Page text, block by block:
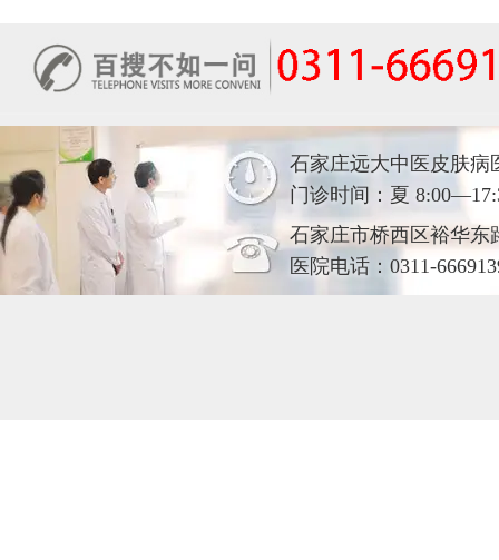
石家庄远大中医皮肤病
门诊时间：夏
石家庄市桥西区裕华东
医院电话：0311-